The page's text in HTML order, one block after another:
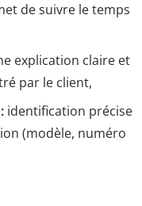
de suivre le temps
explication claire et
par le client,
identification précise
(modèle, numéro